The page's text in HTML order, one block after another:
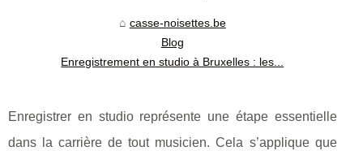
casse-noisettes.be
Blog
Enregistrement en studio à Bruxelles : les...
Enregistrer en studio représente une étape essentielle
dans la carrière de tout musicien. Cela s’applique que